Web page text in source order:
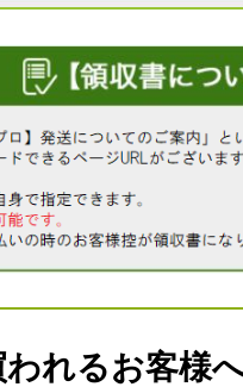
れるお客様